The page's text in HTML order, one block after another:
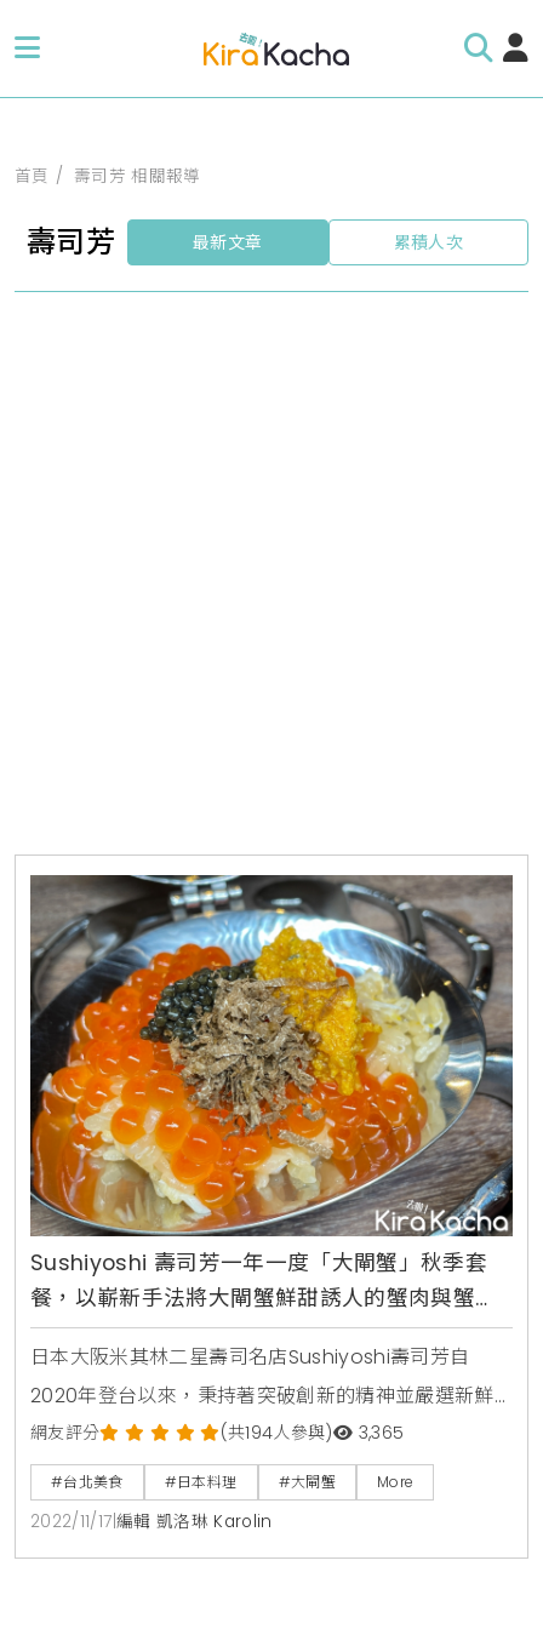
首頁 壽司芳 相關報導
壽司芳 最新文章 累積人次
Sushiyoshi 壽司芳一年一度「大閘蟹」秋季套
餐，以嶄新手法將大閘蟹鮮甜誘人的蟹肉與蟹
膏， 化為一道道獨樹一格的珍饈佳餚
日本大阪米其林二星壽司名店Sushiyoshi壽司芳自
2020年登台以來，秉持著突破創新的精神並嚴選新鮮
食材不斷顛覆饕客們的味蕾，並針對時令推出全台首見
的季節限定頂級大閘蟹Omakase套餐，不斷以嶄新手
法將大閘蟹鮮甜誘人的蟹肉與蟹膏，化為一道道獨樹一
格的珍饈佳餚。今年SushiyoshiTaipei更首摘米其林一
網友評分 (共194人參與) 3,365
#台北美食 #日本料理 #大閘蟹 More
2022/11/17 編輯 凱洛琳 Karolin